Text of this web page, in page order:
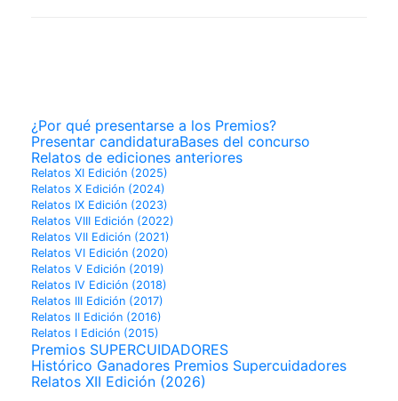
¿Por qué presentarse a los Premios?
Presentar candidaturaBases del concurso
Relatos de ediciones anteriores
Relatos XI Edición (2025)
Relatos X Edición (2024)
Relatos IX Edición (2023)
Relatos VIII Edición (2022)
Relatos VII Edición (2021)
Relatos VI Edición (2020)
Relatos V Edición (2019)
Relatos IV Edición (2018)
Relatos III Edición (2017)
Relatos II Edición (2016)
Relatos I Edición (2015)
Premios SUPERCUIDADORES
Histórico Ganadores Premios Supercuidadores
Relatos XII Edición (2026)